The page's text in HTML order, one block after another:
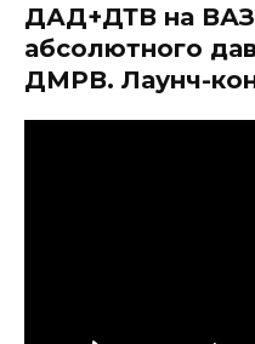
ДАД+ДТВ на
абсолютного
ДМРВ. Лаунч-